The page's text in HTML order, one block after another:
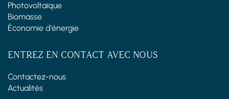
Photovoltaïque
Biomasse
Économie d'énergie
ENTREZ EN CONTACT AVEC NOUS
Contactez-nous
Actualités